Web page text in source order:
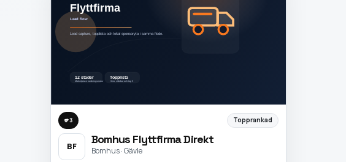
#3 Topprankad
BF
Bomhus Flyttfirma Direkt
Bomhus · Gävle